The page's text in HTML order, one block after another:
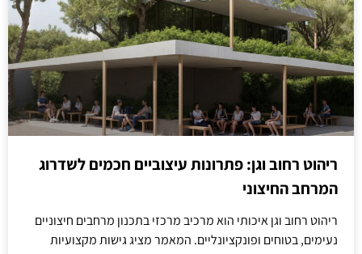
ריהוט רחוב וגן: פתרונות עיצוביים חכמים לשדרוג
המרחב החיצוני
ריהוט רחוב וגן איכותי הוא מרכיב מרכזי בתכנון מרחבים חיצוניים
נעימים, בטוחים ופונקציונליים. המאמר מציג גישות מקצועיות